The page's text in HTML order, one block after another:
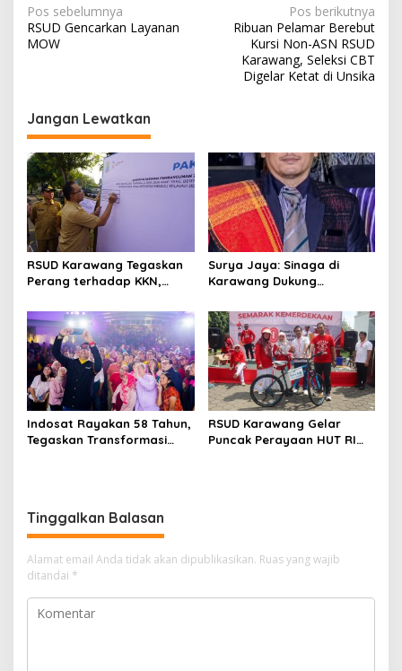
N
a
g
a
s
i
p
o
s
Pos sebelumnya
RSUD Gencarkan Layanan
MOW
Pos berikutnya
Ribuan Pelamar Berebut
Kursi Non-ASN RSUD
Karawang, Seleksi CBT
Digelar Ketat di Unsika
Jangan Lewatkan
RSUD Karawang Tegaskan
Perang terhadap KKN,
Teken Pakta Integritas
Surya Jaya: Sinaga di
Karawang Dukung
TPU
Indosat Rayakan 58 Tahun,
Tegaskan Transformasi
RSUD Karawang Gelar
Puncak Perayaan HUT RI
Tinggalkan Balasan
Alamat email Anda tidak akan dipublikasikan. Ruas yang wajib
ditandai *